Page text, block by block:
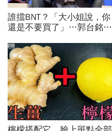
誰擋BNT？「大小姐說，你
還是不要買了」…郭台銘曝
回應了
PR